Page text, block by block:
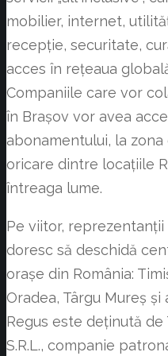
mobilier, internet,
recepție, securitate,
acces în rețeaua
Companiile care vor
în Brașov vor avea
abonamentului, la
oricare dintre locațiile
întreaga lume.
Pe viitor, reprezentanții
doresc să deschidă
orașe din România:
Oradea, Târgu Mureș și
Regus este deținută de
S.R.L., companie